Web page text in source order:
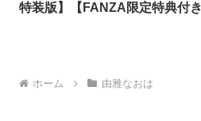
特装版】【FANZA限定特典付き
ホーム 由雅なおは